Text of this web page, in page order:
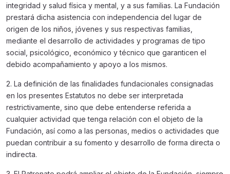
integridad y salud física y mental, y a sus familias. La Fundación
prestará dicha asistencia con independencia del lugar de
origen de los niños, jóvenes y sus respectivas familias,
mediante el desarrollo de actividades y programas de tipo
social, psicológico, económico y técnico que garanticen el
debido acompañamiento y apoyo a los mismos.
2. La definición de las finalidades fundacionales consignadas
en los presentes Estatutos no debe ser interpretada
restrictivamente, sino que debe entenderse referida a
cualquier actividad que tenga relación con el objeto de la
Fundación, así como a las personas, medios o actividades que
puedan contribuir a su fomento y desarrollo de forma directa o
indirecta.